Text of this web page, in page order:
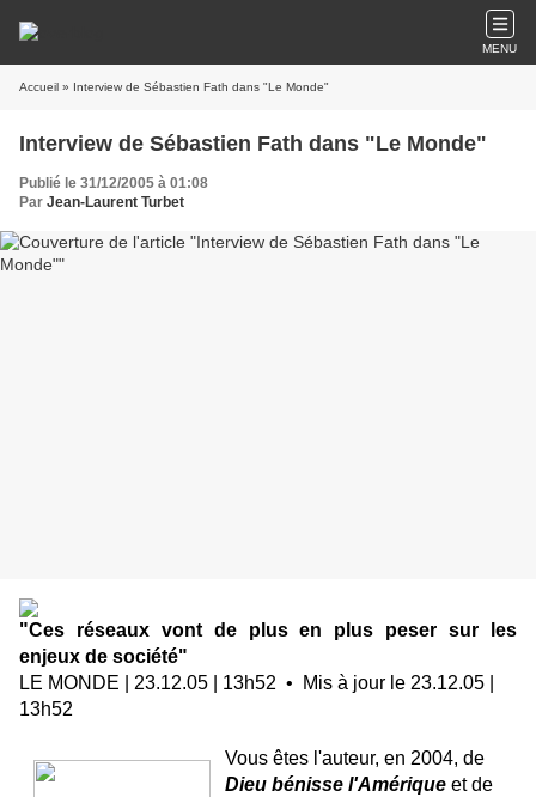
MENU
Accueil » Interview de Sébastien Fath dans "Le Monde"
Interview de Sébastien Fath dans "Le Monde"
Publié le 31/12/2005 à 01:08
Par Jean-Laurent Turbet
"Ces réseaux vont de plus en plus peser sur les
enjeux de société"
LE MONDE | 23.12.05 | 13h52 • Mis à jour le 23.12.05 |
13h52
Vous êtes l'auteur, en 2004, de
Dieu bénisse l'Amérique et de